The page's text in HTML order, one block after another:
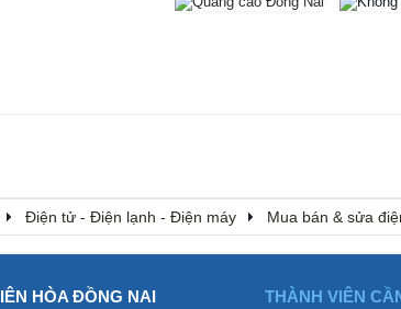
Điện tử - Điện lạnh - Điện máy Mua bán & sửa
HÒA ĐỒNG NAI THÀNH VIÊN